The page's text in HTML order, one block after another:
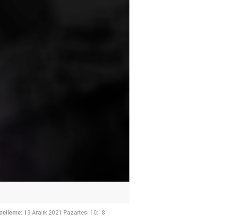
13 Aralık 2021 Pazartesi 10:18